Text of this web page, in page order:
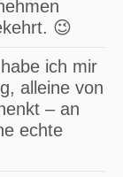
😉
ich mir
alleine von
– an
echte